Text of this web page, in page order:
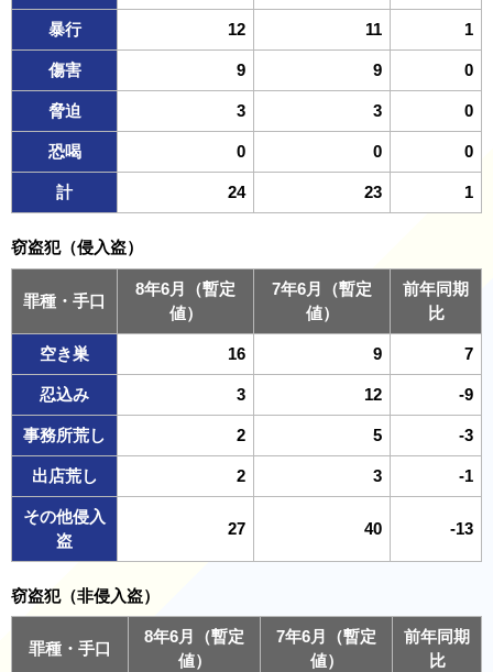
暴行 12 11 1
傷害 9 9 0
脅迫 3 3 0
恐喝 0 0 0
計 24 23 1
窃盗犯（侵入盗）
罪種・手口
8年6月（暫定
値）
7年6月（暫定
値）
前年同期
比
空き巣 16 9 7
忍込み 3 12 -9
事務所荒し 2 5 -3
出店荒し 2 3 -1
その他侵入
盗
27 40 -13
窃盗犯（非侵入盗）
罪種・手口
8年6月（暫定
値）
7年6月（暫定
値）
前年同期
比